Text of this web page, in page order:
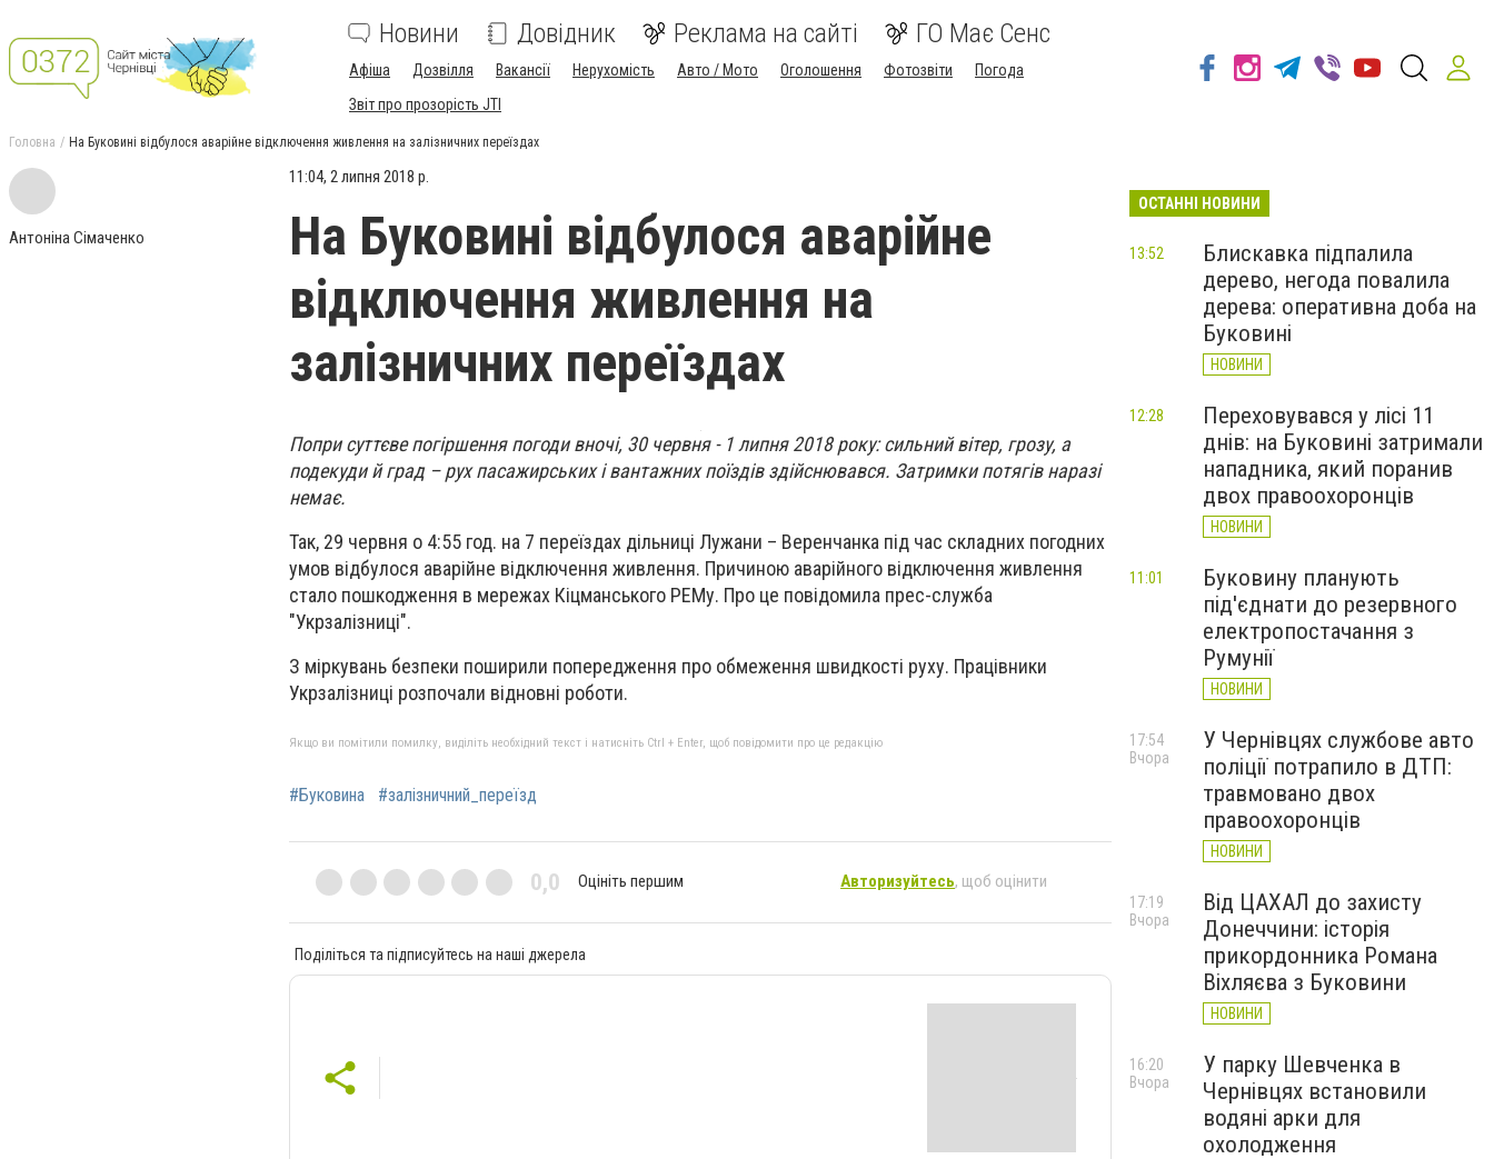
Новини Довідник Реклама на сайті ГО Має Сенс
Афіша Дозвілля Вакансії Нерухомість Авто / Мото Оголошення Фотозвіти
Погода
Звіт про прозорість JTI
Головна На Буковині відбулося аварійне відключення живлення на залізничних переїздах
Антоніна Сімаченко
11:04, 2 липня 2018 р.
На Буковині відбулося аварійне
відключення живлення на
залізничних переїздах
Попри суттєве погіршення погоди вночі, 30 червня - 1 липня 2018 року: сильний вітер, грозу, а
подекуди й град – рух пасажирських і вантажних поїздів здійснювався. Затримки потягів наразі
немає.
Так, 29 червня о 4:55 год. на 7 переїздах дільниці Лужани – Веренчанка під час складних погодних
умов відбулося аварійне відключення живлення. Причиною аварійного відключення живлення
стало пошкодження в мережах Кіцманського РЕМу. Про це повідомила прес-служба
"Укрзалізниці".
З міркувань безпеки поширили попередження про обмеження швидкості руху. Працівники
Укрзалізниці розпочали відновні роботи.
Якщо ви помітили помилку, виділіть необхідний текст і натисніть Ctrl + Enter, щоб повідомити про це редакцію
#Буковина #залізничний_переїзд
0,0 Оцініть першим Авторизуйтесь, щоб оцінити
Поділіться та підписуйтесь на наші джерела
ОСТАННІ НОВИНИ
Блискавка підпалила
дерево, негода повалила
дерева: оперативна доба на
Буковині
НОВИНИ
13:52
Переховувався у лісі 11
днів: на Буковині затримали
нападника, який поранив
двох правоохоронців
НОВИНИ
12:28
Буковину планують
під'єднати до резервного
електропостачання з
Румунії
НОВИНИ
11:01
У Чернівцях службове авто
поліції потрапило в ДТП:
травмовано двох
правоохоронців
НОВИНИ
17:54
Вчора
Від ЦАХАЛ до захисту
Донеччини: історія
прикордонника Романа
Віхляєва з Буковини
НОВИНИ
17:19
Вчора
У парку Шевченка в
Чернівцях встановили
водяні арки для
охолодження
16:20
Вчора